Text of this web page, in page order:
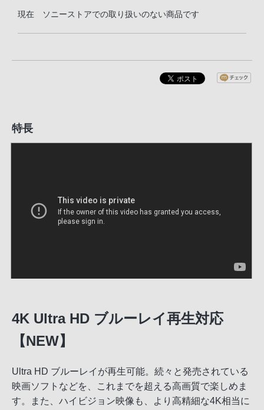
現在 ソニーストアでの取り扱いのない商品です
特長
4K Ultra HD ブルーレイ再生対応
【NEW】
Ultra HD ブルーレイが再生可能。続々と発売されている
映画ソフトなどを、これまでを超える高画質で楽しめま
す。また、ハイビジョン映像も、より高精細な4K相当に